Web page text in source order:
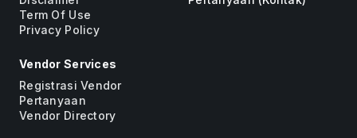
Term Of Use
Privacy Policy
Vendor Services
Registrasi Vendor
Pertanyaan
Vendor Directory